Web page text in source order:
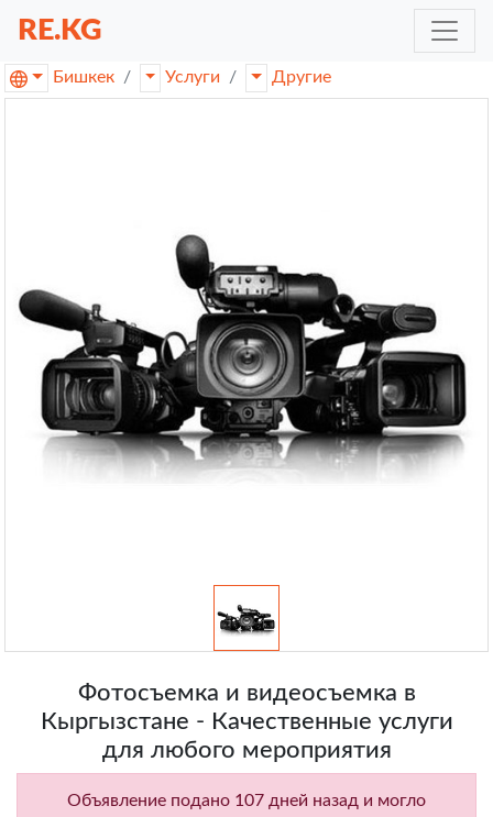
RE.KG
Бишкек Услуги Другие
Фотосъемка и видеосъемка в
Кыргызстане - Качественные услуги
для любого мероприятия
Объявление подано 107 дней назад и могло